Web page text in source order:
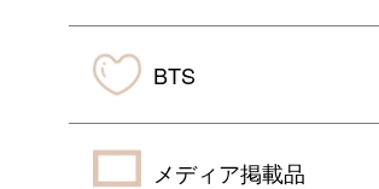
BTS
メディア掲載品